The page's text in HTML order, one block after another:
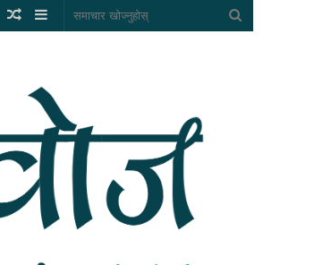
Sidebar
Random